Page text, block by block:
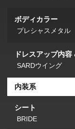
ボディカラー
プレシャスメタル
ドレスアップ内
SARDウイング
内装系
シート
BRIDE